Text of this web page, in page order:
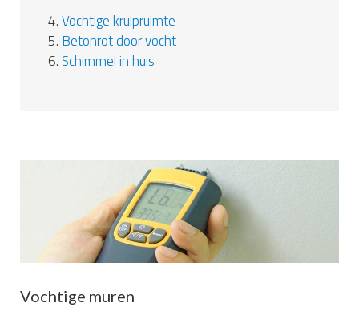
4.Vochtige kruipruimte
5. Betonrot door vocht
6. Schimmel in huis
Vochtige muren